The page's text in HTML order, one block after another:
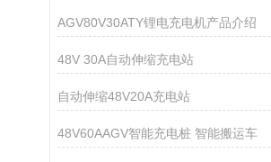
AGV80V30ATY锂电充电机产品介绍
48V 30A自动伸缩充电站
自动伸缩48V20A充电站
48V60AAGV智能充电桩 智能搬运车